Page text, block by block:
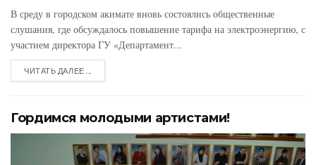
В среду в городском акимате вновь состоялись общественные
слушания, где обсуждалось повышение тарифа на электроэнергию, с
участием директора ГУ «Департамент...
ЧИТАТЬ ДАЛЕЕ ...
Гордимся молодыми артистами!